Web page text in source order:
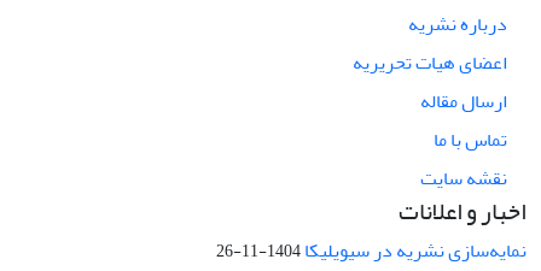
درباره نشریه
اعضای هیات تحریریه
ارسال مقاله
تماس با ما
نقشه سایت
اخبار و اعلانات
نمایه‌سازی نشریه در سیویلیکا1404-11-26